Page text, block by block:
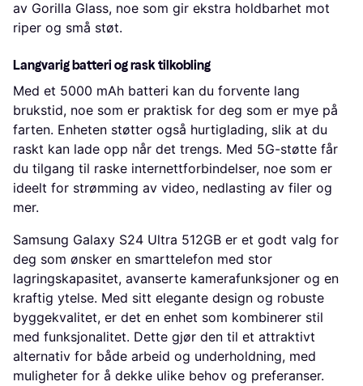
av Gorilla Glass, noe som gir ekstra holdbarhet mot
riper og små støt.
Langvarig batteri og rask tilkobling
Med et 5000 mAh batteri kan du forvente lang
brukstid, noe som er praktisk for deg som er mye på
farten. Enheten støtter også hurtiglading, slik at du
raskt kan lade opp når det trengs. Med 5G-støtte får
du tilgang til raske internettforbindelser, noe som er
ideelt for strømming av video, nedlasting av filer og
mer.
Samsung Galaxy S24 Ultra 512GB er et godt valg for
deg som ønsker en smarttelefon med stor
lagringskapasitet, avanserte kamerafunksjoner og en
kraftig ytelse. Med sitt elegante design og robuste
byggekvalitet, er det en enhet som kombinerer stil
med funksjonalitet. Dette gjør den til et attraktivt
alternativ for både arbeid og underholdning, med
muligheter for å dekke ulike behov og preferanser.